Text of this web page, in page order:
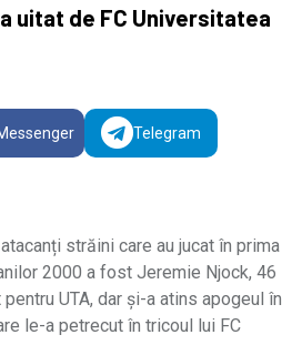
uitat de FC Universitatea
Telegram
străini care au jucat în prima
2000 a fost Jeremie Njock, 46
UTA, dar și-a atins apogeul în
le-a petrecut în tricoul lui FC